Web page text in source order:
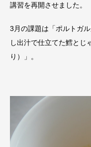
講習を再開させました。
3月の課題は「ポルトガ
し出汁で仕立てた鱈とじ
り）」。